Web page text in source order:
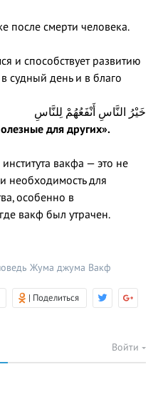
после смерти человека.
и способствует развитию
судный день и в благо
خَيْرُ النَّاسِ أَنْفَعُهُمْ لِلنَّاسِ
для других».
вакфа — это не
особенно в
вакф был утрачен.
Жума джума Вакф
| Поделиться
Войти